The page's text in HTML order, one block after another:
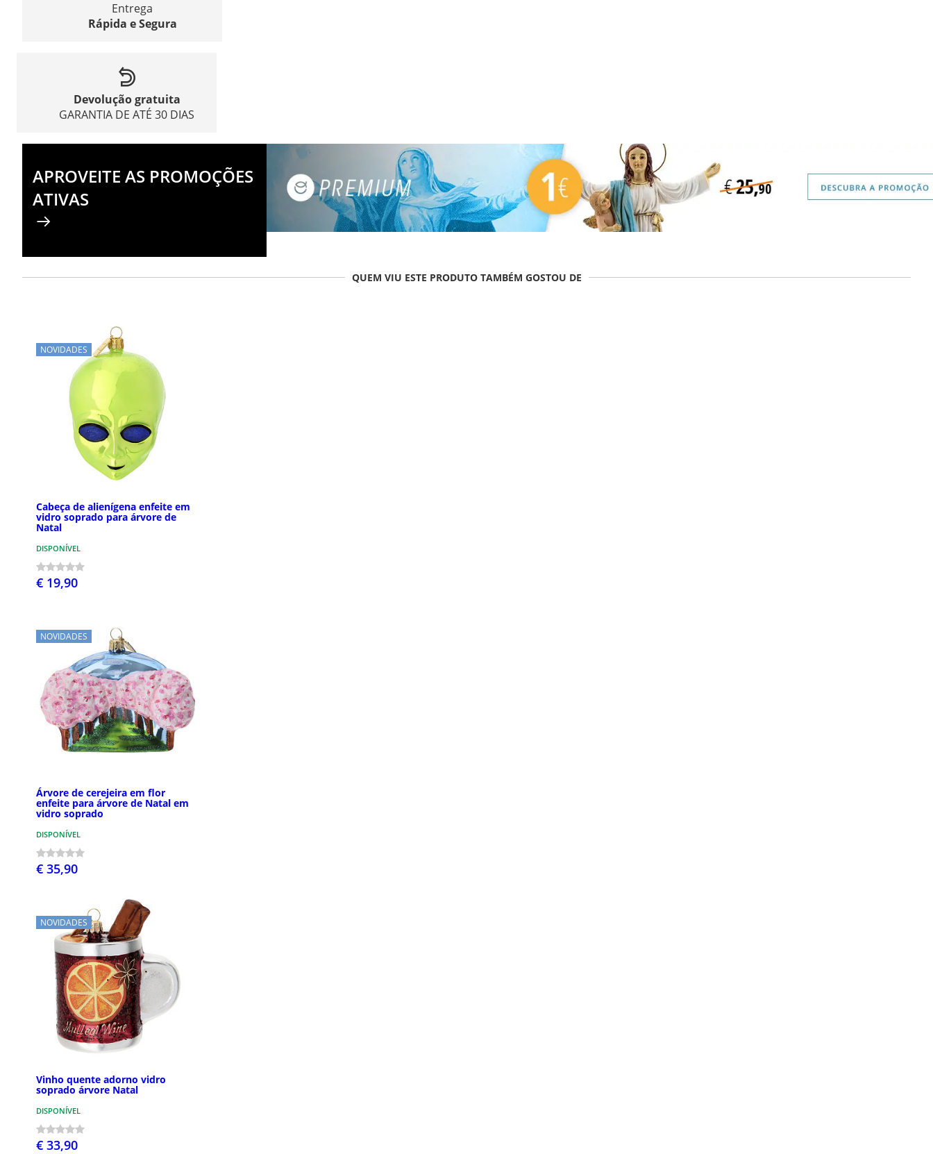
Entrega
Rápida e Segura
Devolução gratuita
GARANTIA DE ATÉ 30 DIAS
APROVEITE AS PROMOÇÕES
ATIVAS
QUEM VIU ESTE PRODUTO TAMBÉM GOSTOU DE
NOVIDADES
Cabeça de alienígena enfeite em
vidro soprado para árvore de
Natal
DISPONÍVEL
€ 19,90
NOVIDADES
Árvore de cerejeira em flor
enfeite para árvore de Natal em
vidro soprado
DISPONÍVEL
€ 35,90
NOVIDADES
Vinho quente adorno vidro
soprado árvore Natal
DISPONÍVEL
€ 33,90